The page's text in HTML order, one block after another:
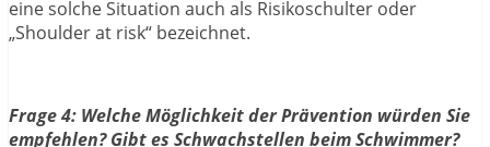
eine solche Situation auch als Risikoschulter oder
„Shoulder at risk“ bezeichnet.
Frage 4: Welche Möglichkeit der Prävention würden Sie
empfehlen? Gibt es Schwachstellen beim Schwimmer?